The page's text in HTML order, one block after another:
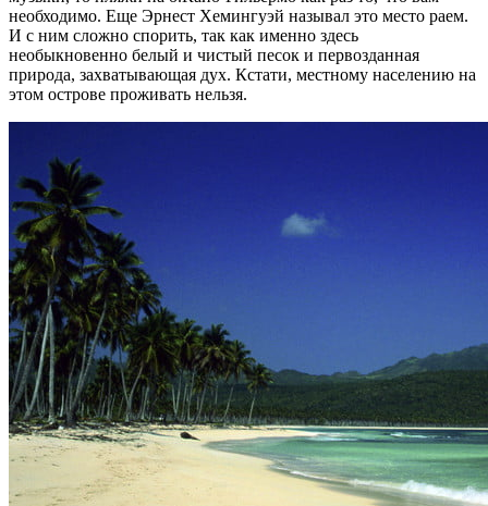
необходимо. Еще Эрнест Хемингуэй называл это место раем.
И с ним сложно спорить, так как именно здесь
необыкновенно белый и чистый песок и первозданная
природа, захватывающая дух. Кстати, местному населению на
этом острове проживать нельзя.